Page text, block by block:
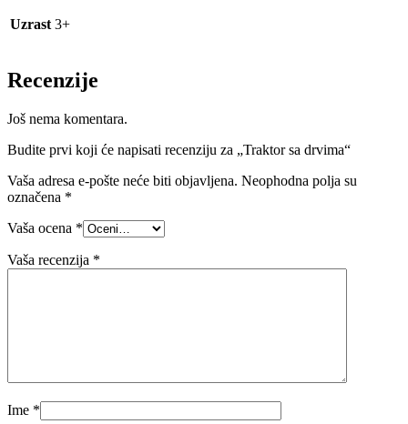
Uzrast 3+
Recenzije
Još nema komentara.
Budite prvi koji će napisati recenziju za „Traktor sa drvima“
Vaša adresa e-pošte neće biti objavljena. Neophodna polja su
označena *
Vaša ocena *
Vaša recenzija *
Ime *